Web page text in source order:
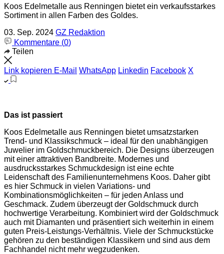
Koos Edelmetalle aus Renningen bietet ein verkaufsstarkes
Sortiment in allen Farben des Goldes.
03. Sep. 2024 GZ Redaktion
Kommentare (0)
Teilen
Link kopieren E-Mail WhatsApp Linkedin Facebook X
Das ist passiert
Koos Edelmetalle aus Renningen bietet umsatzstarken
Trend- und Klassikschmuck – ideal für den unabhängigen
Juwelier im Goldschmuckbereich. Die Designs überzeugen
mit einer attraktiven Bandbreite. Modernes und
ausdrucksstarkes Schmuckdesign ist eine echte
Leidenschaft des Familienunternehmens Koos. Daher gibt
es hier Schmuck in vielen Variations- und
Kombinationsmöglichkeiten – für jeden Anlass und
Geschmack. Zudem überzeugt der Goldschmuck durch
hochwertige Verarbeitung. Kombiniert wird der Goldschmuck
auch mit Diamanten und präsentiert sich weiterhin in einem
guten Preis-Leistungs-Verhältnis. Viele der Schmuckstücke
gehören zu den beständigen Klassikern und sind aus dem
Fachhandel nicht mehr wegzudenken.